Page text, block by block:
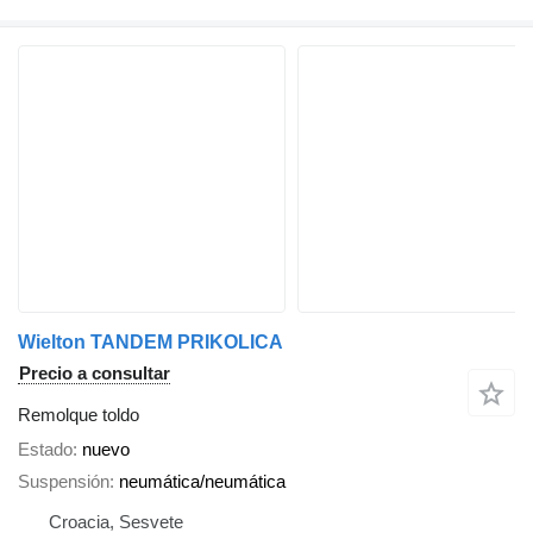
Wielton TANDEM PRIKOLICA
Precio a consultar
Remolque toldo
Estado nuevo
Suspensión neumática/neumática
Croacia, Sesvete